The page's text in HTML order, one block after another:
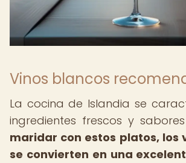
Vinos blancos
La cocina de Islandia se
ingredientes frescos y
maridar con estos platos, los
se convierten en una